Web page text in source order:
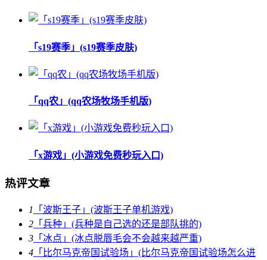
「s19赛季」(s19赛季皮肤)
「qq农」(qq农场牧场手机版)
「x游戏」(小游戏免费秒玩入口)
热评文章
1
「波斯王子」(波斯王子单机游戏)
2 「兵种」(兵种是自己选的还是部队挑的)
3 「冰点」(冰点脱唇毛会不会越来越严重)
4 「比尔马克帝国试验场」(比尔马克帝国试验场怎么进